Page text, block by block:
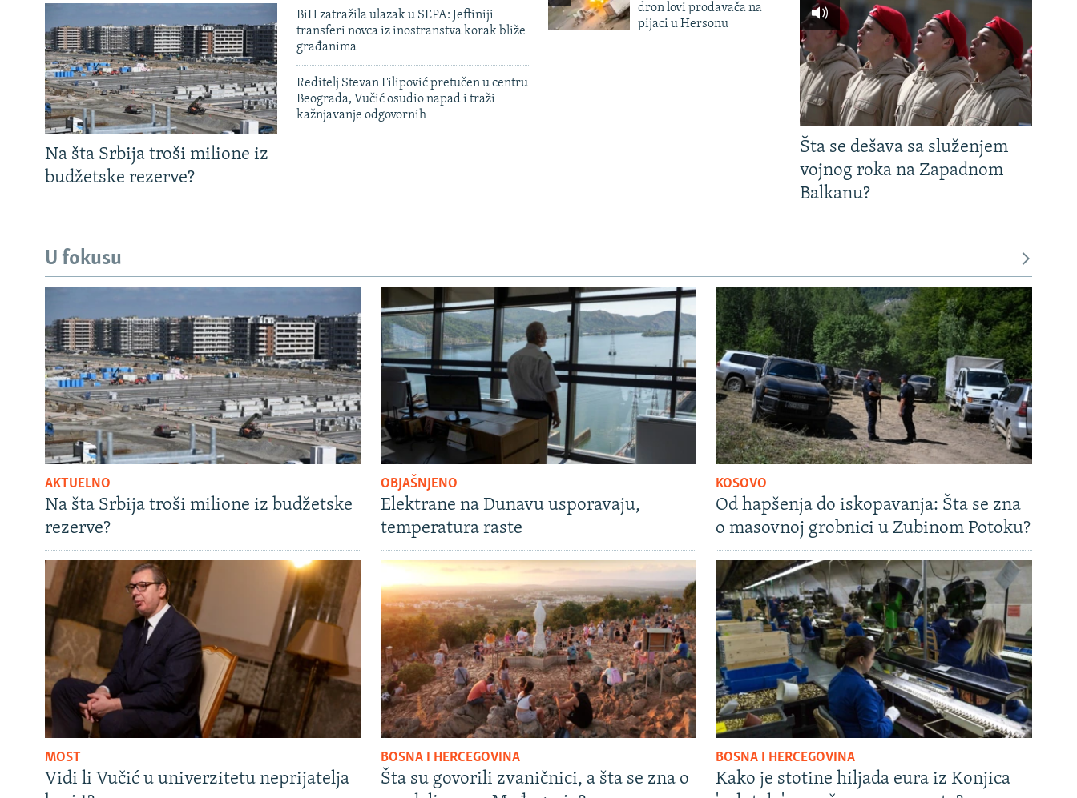
Na šta Srbija troši milione iz
budžetske rezerve?
BiH zatražila ulazak u SEPA: Jeftiniji
transferi novca iz inostranstva korak bliže
građanima
Reditelj Stevan Filipović pretučen u centru
Beograda, Vučić osudio napad i traži
kažnjavanje odgovornih
dron lovi prodavača na
pijaci u Hersonu
Šta se dešava sa služenjem
vojnog roka na Zapadnom
Balkanu?
U fokusu
AKTUELNO
Na šta Srbija troši milione iz budžetske
rezerve?
OBJAŠNJENO
Elektrane na Dunavu usporavaju,
temperatura raste
KOSOVO
Od hapšenja do iskopavanja: Šta se zna
o masovnoj grobnici u Zubinom Potoku?
MOST
Vidi li Vučić u univerzitetu neprijatelja
BOSNA I HERCEGOVINA
Šta su govorili zvaničnici, a šta se zna o
BOSNA I HERCEGOVINA
Kako je stotine hiljada eura iz Konjica